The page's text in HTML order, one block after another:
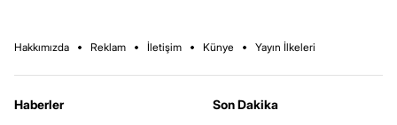
Hakkımızda Reklam İletişim Künye Yayın İlkeleri
Haberler
Son Dakika